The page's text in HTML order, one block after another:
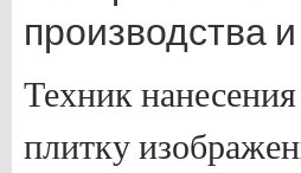
производства
Техник
плитку